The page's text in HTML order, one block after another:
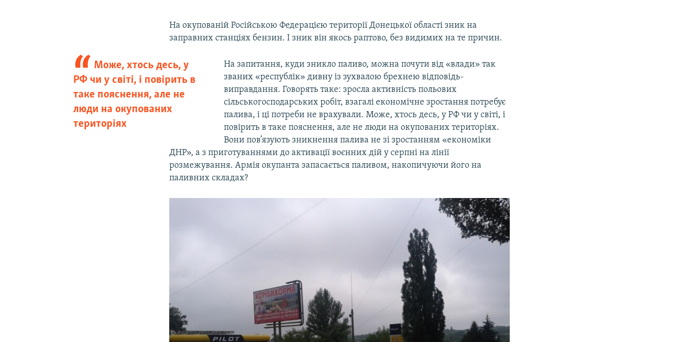
На окупованій Російською Федерацією території Донецької області зник на
заправних станціях бензин. І зник він якось раптово, без видимих на те причин.
Може, хтось десь, у
РФ чи у світі, і повірить в
таке пояснення, але не
люди на окупованих
територіях
На запитання, куди зникло паливо, можна почути від «влади» так
званих «республік» дивну із зухвалою брехнею відповідь-
виправдання. Говорять таке: зросла активність польових
сільськогосподарських робіт, взагалі економічне зростання потребує
палива, і ці потреби не врахували. Може, хтось десь, у РФ чи у світі, і
повірить в таке пояснення, але не люди на окупованих територіях.
Вони пов’язують зникнення палива не зі зростанням «економіки
ДНР», а з приготуваннями до активації воєнних дій у серпні на лінії
розмежування. Армія окупанта запасається паливом, накопичуючи його на
паливних складах?